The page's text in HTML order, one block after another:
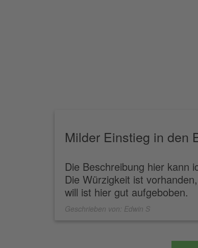
Milder Einstieg in den
Die Beschreibung hier kann
Die Würzigkeit ist
will ist hier gut aufgeboben.
Geschrieben von: Edwin S